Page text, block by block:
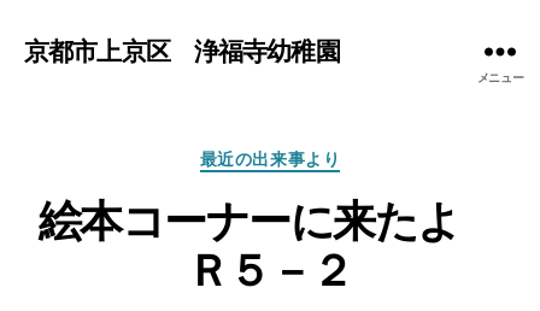
京都市上京区 浄福寺幼稚園
メニュー
カ
最近の出来事より
絵本コーナーに来たよ
Ｒ５－２